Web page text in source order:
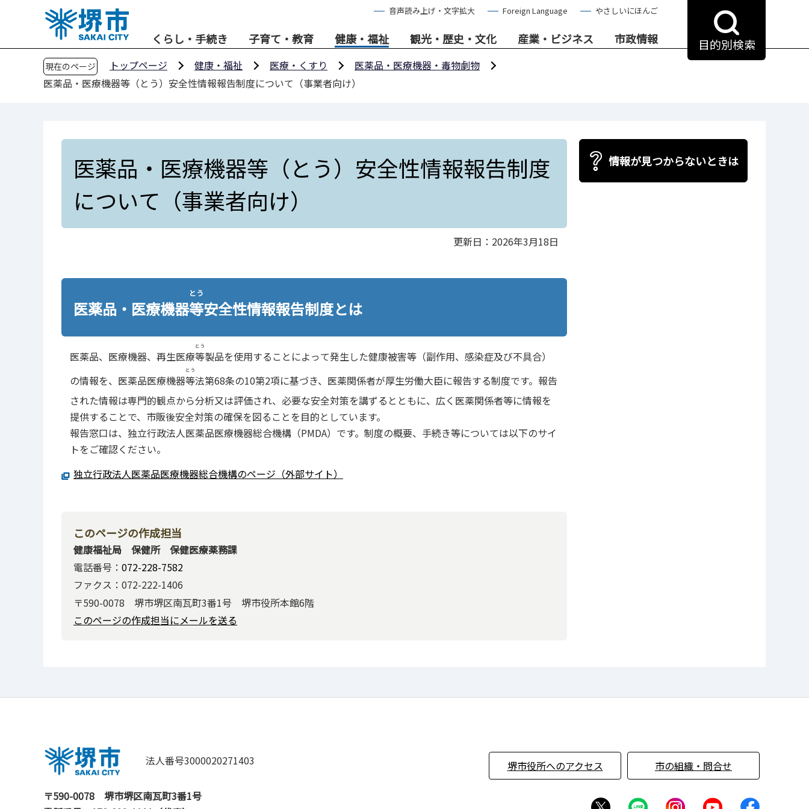
音声読み上げ・文字拡大 Foreign Language やさしいにほんご
くらし・手続き 子育て・教育 健康・福祉 観光・歴史・文化 産業・ビジネス 市政情報 目的別検索
現在のページ トップページ 健康・福祉 医療・くすり
医薬品・医療機器・毒物劇物
医薬品・医療機器等（とう）安全性情報報告制度について（事業者向け）
医薬品・医療機器等（とう）安全性情報報告制度
について（事業者向け）
更新日：2026年3月18日
医薬品・医療機器等
とう
安全性情報報告制度とは
医薬品、医療機器、再生医療等
とう
製品を使用することによって発生した健康被害等（副作用、感染症及び不具合）
の情報を、医薬品医療機器等
とう
法第68条の10第2項に基づき、医薬関係者が厚生労働大臣に報告する制度です。報告
された情報は専門的観点から分析又は評価され、必要な安全対策を講ずるとともに、広く医薬関係者等に情報を
提供することで、市販後安全対策の確保を図ることを目的としています。
報告窓口は、独立行政法人医薬品医療機器総合機構（PMDA）です。制度の概要、手続き等については以下のサイ
トをご確認ください。
独立行政法人医薬品医療機器総合機構のページ（外部サイト）
このページの作成担当
健康福祉局 保健所 保健医療薬務課
電話番号： 072-228-7582
ファクス：072-222-1406
〒590-0078 堺市堺区南瓦町3番1号 堺市役所本館6階
このページの作成担当にメールを送る
情報が見つからないときは
法人番号3000020271403
〒590-0078
堺市堺区南瓦町3番1号
堺市役所へのアクセス 市の組織・問合せ